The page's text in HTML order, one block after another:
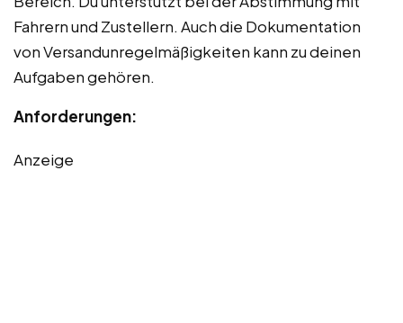
Fahrern und Zustellern. Auch die Dokumentation
von Versandunregelmäßigkeiten kann zu deinen
Aufgaben gehören.
Anforderungen:
Anzeige